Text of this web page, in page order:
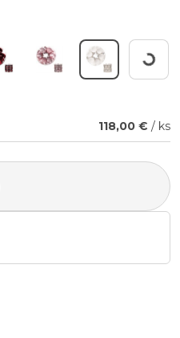
118,00 € / ks